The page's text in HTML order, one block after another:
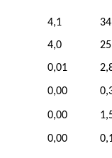
4,1
34
4,0
25
0,01
0,00
0,00
0,00